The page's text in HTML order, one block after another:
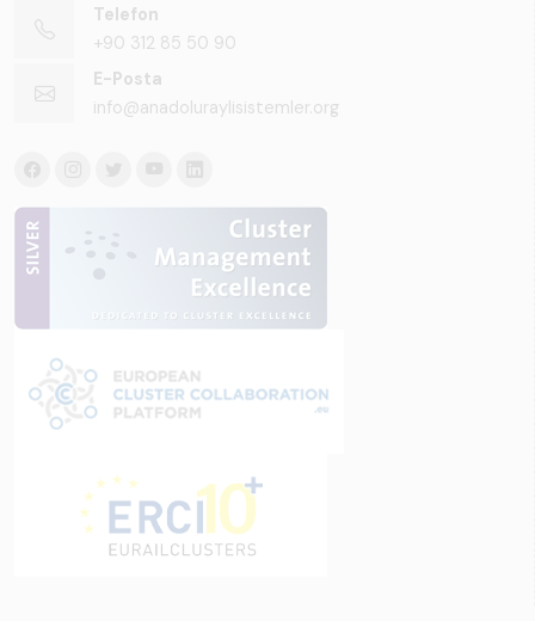
Telefon
+90 312 85 50 90
E-Posta
info@anadoluraylisistemler.org